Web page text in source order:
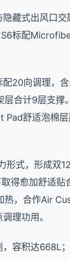
藏式出风口
标配
20向调理，
合计9层支撑
舒适泡棉层
式，形成双
得愈加舒适
，合作Air
理功用。
容积达668L